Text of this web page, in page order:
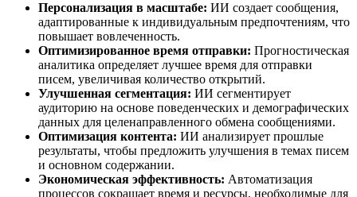
Персонализация в масштабе: ИИ создает сообщения,
адаптированные к индивидуальным предпочтениям, что
повышает вовлеченность.
Оптимизированное время отправки: Прогностическая
аналитика определяет лучшее время для отправки
писем, увеличивая количество открытий.
Улучшенная сегментация: ИИ сегментирует
аудиторию на основе поведенческих и демографических
данных для целенаправленного обмена сообщениями.
Оптимизация контента: ИИ анализирует прошлые
результаты, чтобы предложить улучшения в темах писем
и основном содержании.
Экономическая эффективность: Автоматизация
процессов сокращает время и ресурсы, необходимые для